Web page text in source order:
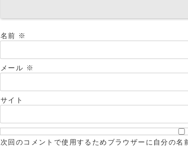
名前 ※
メール ※
サイト
次回のコメントで使用するためブラウザーに自分の名